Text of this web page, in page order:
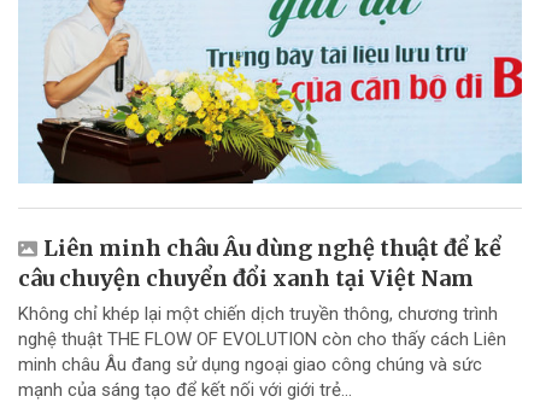
Liên minh châu Âu dùng nghệ thuật để kể
câu chuyện chuyển đổi xanh tại Việt Nam
Không chỉ khép lại một chiến dịch truyền thông, chương trình
nghệ thuật THE FLOW OF EVOLUTION còn cho thấy cách Liên
minh châu Âu đang sử dụng ngoại giao công chúng và sức
mạnh của sáng tạo để kết nối với giới trẻ...